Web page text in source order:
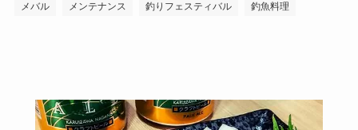
メバル メンテナンス 釣りフェスティバル 釣魚料理